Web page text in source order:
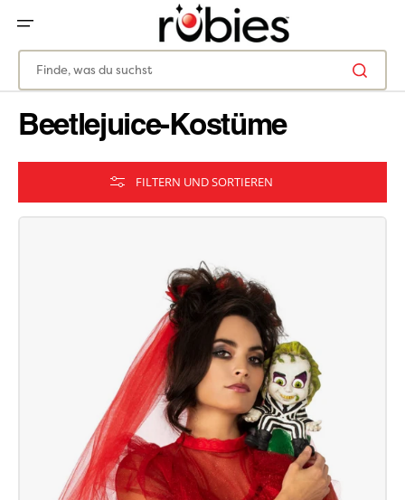
INHALT
SPRINGEN
Finde, was du suchst
Beetlejuice-Kostüme
FILTERN UND SORTIEREN